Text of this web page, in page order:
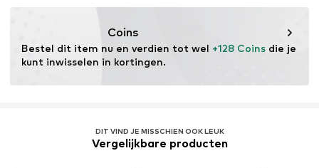
Coins
Bestel dit item nu en verdien tot wel +128 Coins die je
kunt inwisselen in kortingen.
DIT VIND JE MISSCHIEN OOK LEUK
Vergelijkbare producten